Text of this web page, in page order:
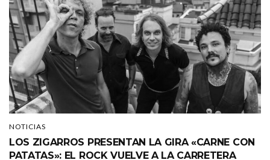
NOTICIAS
LOS ZIGARROS PRESENTAN LA GIRA «CARNE CON
PATATAS»: EL ROCK VUELVE A LA CARRETERA